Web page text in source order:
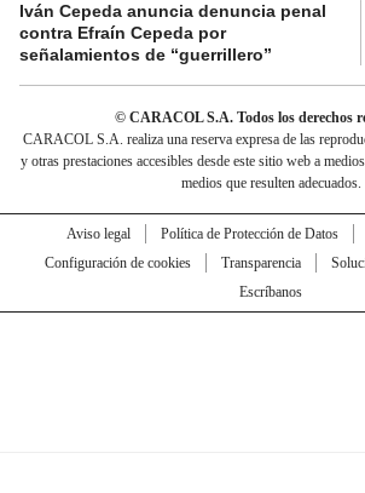
Iván Cepeda anuncia denuncia penal
contra Efraín Cepeda por
señalamientos de “guerrillero”
© CARACOL S.A. Todos los derechos
CARACOL S.A. realiza una reserva expresa de las
y otras prestaciones accesibles desde este sitio web a
medios que resulten adecuados.
Aviso legal Política de Protección de Datos
Configuración de cookies
Transparencia
Escríbanos